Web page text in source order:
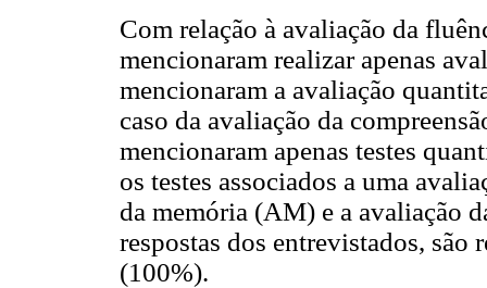
Com relação à avaliação da
mencionaram realizar apenas
mencionaram a avaliação
caso da avaliação da
mencionaram apenas testes
os testes associados a uma
da memória (AM) e a avaliação
respostas dos entrevistados, são
(100%).